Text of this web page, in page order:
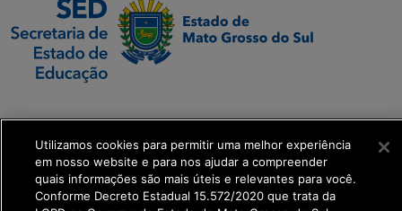
Executiva de
Transformação Digital
get_footer();
Utilizamos cookies para permitir uma melhor experiência
em nosso website e para nos ajudar a compreender
quais informações são mais úteis e relevantes para você.
Conforme Decreto Estadual 15.572/2020 que trata da